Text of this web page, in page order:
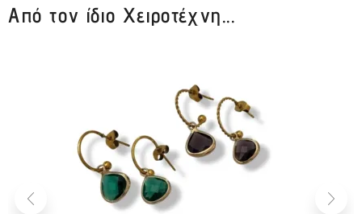
Από τον ίδιο Χειροτέχνη...